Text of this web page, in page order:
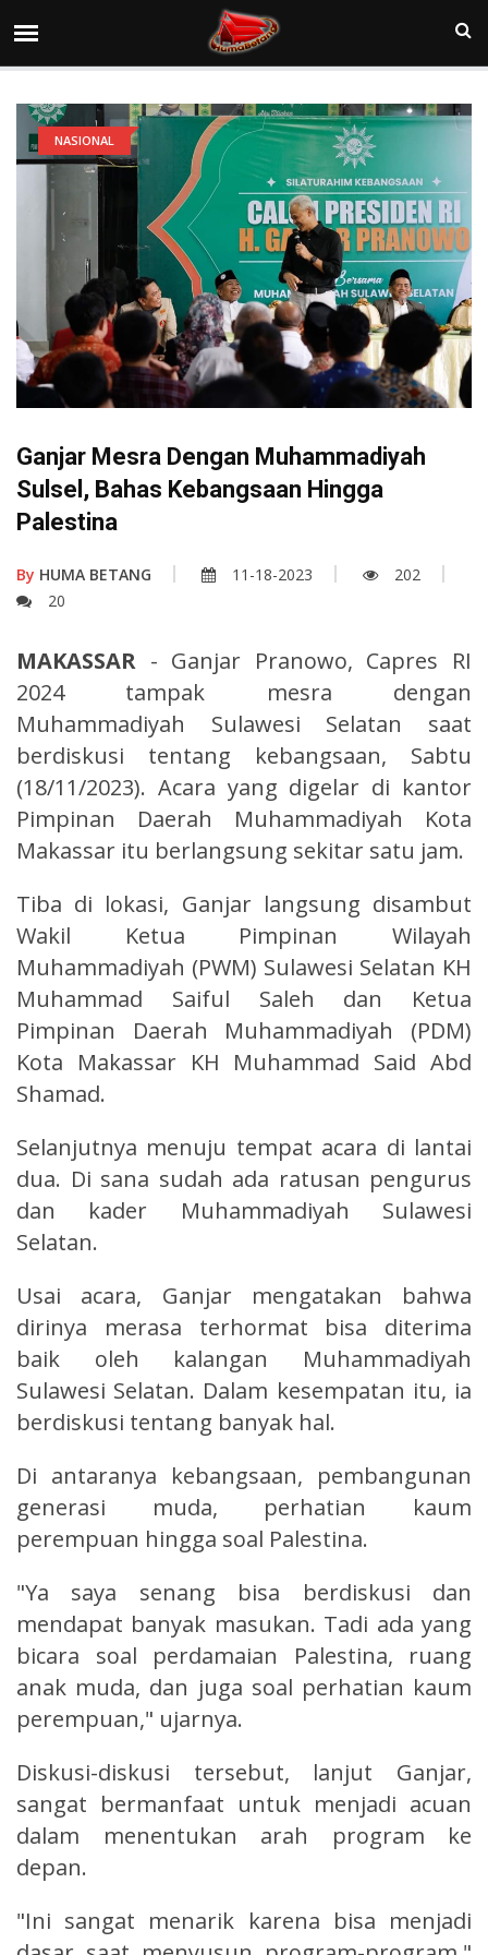
NASIONAL
Ganjar Mesra Dengan Muhammadiyah
Sulsel, Bahas Kebangsaan Hingga
Palestina
By HUMA BETANG 11-18-2023
202
20
MAKASSAR - Ganjar Pranowo, Capres RI
2024 tampak mesra dengan
Muhammadiyah Sulawesi Selatan saat
berdiskusi tentang kebangsaan, Sabtu
(18/11/2023). Acara yang digelar di kantor
Pimpinan Daerah Muhammadiyah Kota
Makassar itu berlangsung sekitar satu jam.
Tiba di lokasi, Ganjar langsung disambut
Wakil Ketua Pimpinan Wilayah
Muhammadiyah (PWM) Sulawesi Selatan KH
Muhammad Saiful Saleh dan Ketua
Pimpinan Daerah Muhammadiyah (PDM)
Kota Makassar KH Muhammad Said Abd
Shamad.
Selanjutnya menuju tempat acara di lantai
dua. Di sana sudah ada ratusan pengurus
dan kader Muhammadiyah Sulawesi
Selatan.
Usai acara, Ganjar mengatakan bahwa
dirinya merasa terhormat bisa diterima
baik oleh kalangan Muhammadiyah
Sulawesi Selatan. Dalam kesempatan itu, ia
berdiskusi tentang banyak hal.
Di antaranya kebangsaan, pembangunan
generasi muda, perhatian kaum
perempuan hingga soal Palestina.
"Ya saya senang bisa berdiskusi dan
mendapat banyak masukan. Tadi ada yang
bicara soal perdamaian Palestina, ruang
anak muda, dan juga soal perhatian kaum
perempuan," ujarnya.
Diskusi-diskusi tersebut, lanjut Ganjar,
sangat bermanfaat untuk menjadi acuan
dalam menentukan arah program ke
depan.
"Ini sangat menarik karena bisa menjadi